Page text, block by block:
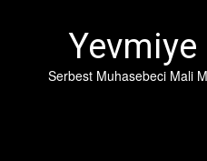
Serbest Muhasebeci Mali